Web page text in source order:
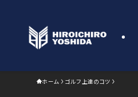
ホーム ゴルフ上達のコツ